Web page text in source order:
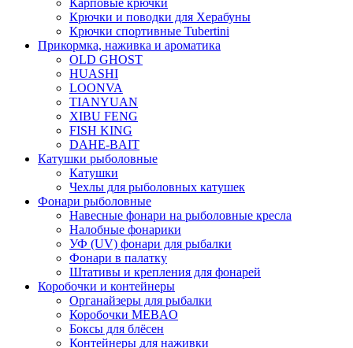
Крючки и поводки для Херабуны
Крючки спортивные Tubertini
Прикормка, наживка и ароматика
OLD GHOST
HUASHI
LOONVA
TIANYUAN
XIBU FENG
FISH KING
DAHE-BAIT
Катушки рыболовные
Катушки
Чехлы для рыболовных катушек
Фонари рыболовные
Навесные фонари на рыболовные кресла
Налобные фонарики
УФ (UV) фонари для рыбалки
Фонари в палатку
Штативы и крепления для фонарей
Коробочки и контейнеры
Органайзеры для рыбалки
Коробочки MEBAO
Боксы для блёсен
Контейнеры для наживки